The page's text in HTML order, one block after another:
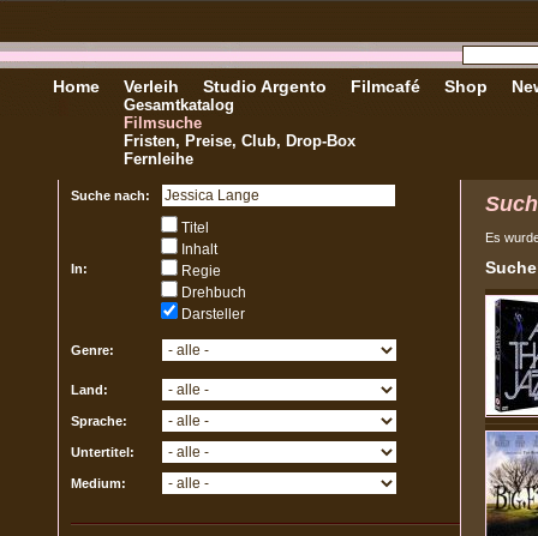
Home Verleih
Gesamtkatalog
Filmsuche
Fristen, Preise, Club, Drop-Box
Fernleihe
Studio Argento Filmcafé Shop
Suche nach:
In:
Titel
Inhalt
Regie
Drehbuch
Darsteller
Genre:
Land:
Sprache:
Untertitel:
Medium:
Es